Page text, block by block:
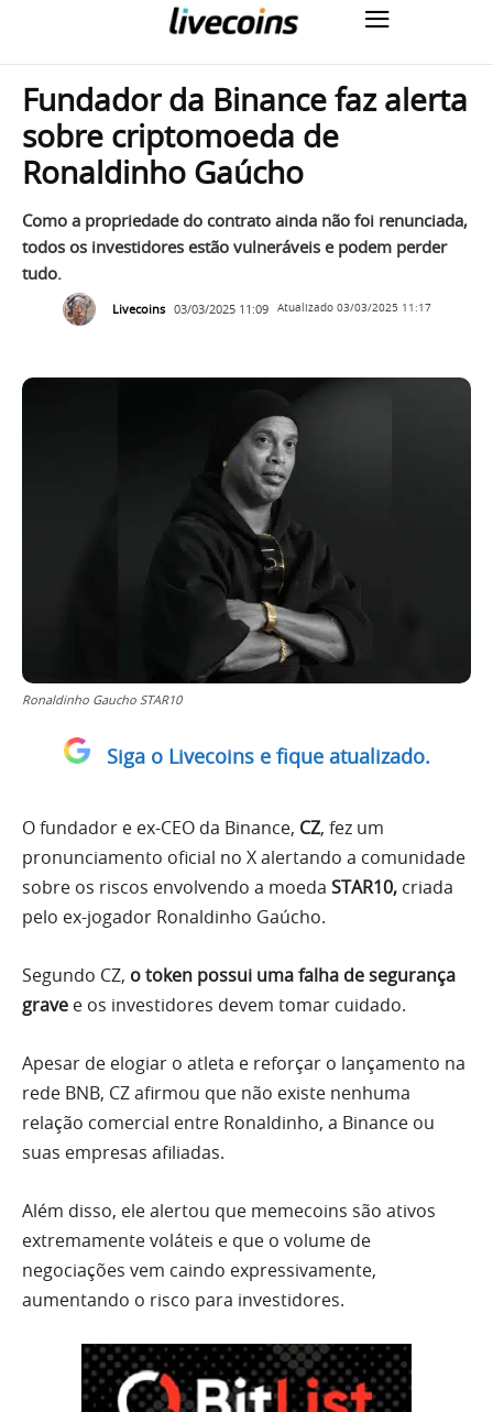
Fundador da Binance faz alerta
sobre criptomoeda de
Ronaldinho Gaúcho
Como a propriedade do contrato ainda não foi renunciada,
todos os investidores estão vulneráveis e podem perder
tudo.
Livecoins 03/03/2025 11:09 Atualizado 03/03/2025 11:17
Ronaldinho Gaucho STAR10
Siga o Livecoins e fique atualizado.
O fundador e ex-CEO da Binance, CZ, fez um
pronunciamento oficial no X alertando a comunidade
sobre os riscos envolvendo a moeda STAR10, criada
pelo ex-jogador Ronaldinho Gaúcho.
Segundo CZ, o token possui uma falha de segurança
grave e os investidores devem tomar cuidado.
Apesar de elogiar o atleta e reforçar o lançamento na
rede BNB, CZ afirmou que não existe nenhuma
relação comercial entre Ronaldinho, a Binance ou
suas empresas afiliadas.
Além disso, ele alertou que memecoins são ativos
extremamente voláteis e que o volume de
negociações vem caindo expressivamente,
aumentando o risco para investidores.